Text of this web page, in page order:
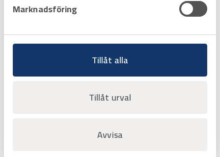
Marknadsföring
Tillåt alla
Tillåt urval
Avvisa
Favorit